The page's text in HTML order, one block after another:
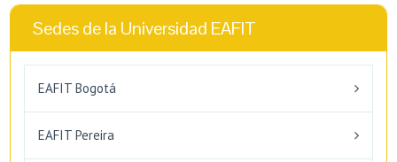
Sedes de la Universidad EAFIT
EAFIT Bogotá
EAFIT Pereira